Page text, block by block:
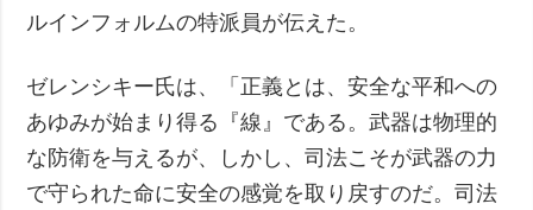
ルインフォルムの特派員が伝えた。
ゼレンシキー氏は、「正義とは、安全な平和への
あゆみが始まり得る『線』である。武器は物理的
な防衛を与えるが、しかし、司法こそが武器の力
で守られた命に安全の感覚を取り戻すのだ。司法